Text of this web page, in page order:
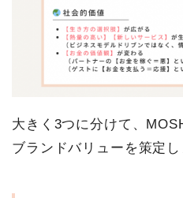
大きく3つに分けて、
ブランドバリューを策定し